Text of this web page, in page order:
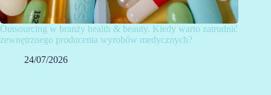
Outsourcing w branży health & beauty. Kiedy warto zatrudnić
zewnętrznego producenta wyrobów medycznych?
24/07/2026